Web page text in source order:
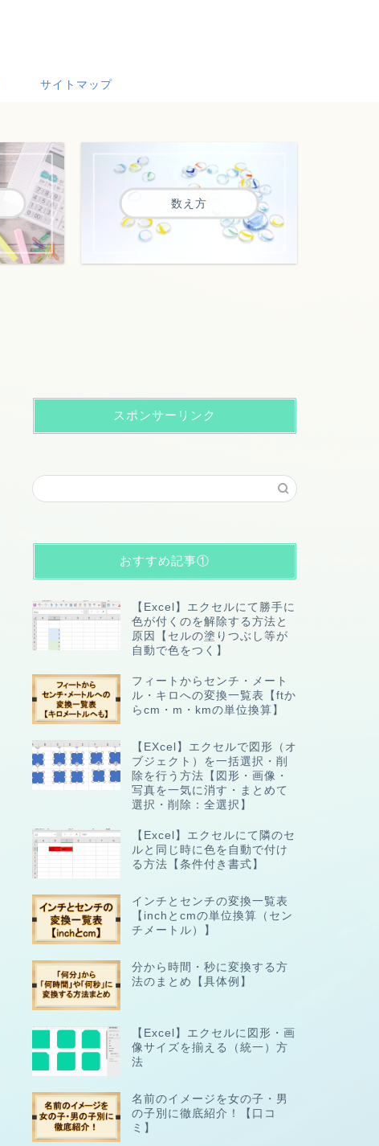
サイトマップ
数え方
スポンサーリンク
おすすめ記事①
【Excel】エクセルにて勝手に
色が付くのを解除する方法と
原因【セルの塗りつぶし等が
自動で色をつく】
フィートからセンチ・メート
ル・キロへの変換一覧表【ftか
らcm・m・kmの単位換算】
【EXcel】エクセルで図形（オ
ブジェクト）を一括選択・削
除を行う方法【図形・画像・
写真を一気に消す・まとめて
選択・削除：全選択】
【Excel】エクセルにて隣のセ
ルと同じ時に色を自動で付け
る方法【条件付き書式】
インチとセンチの変換一覧表
【inchとcmの単位換算（セン
チメートル）】
分から時間・秒に変換する方
法のまとめ【具体例】
【Excel】エクセルに図形・画
像サイズを揃える（統一）方
法
名前のイメージを女の子・男
の子別に徹底紹介！【口コ
ミ】